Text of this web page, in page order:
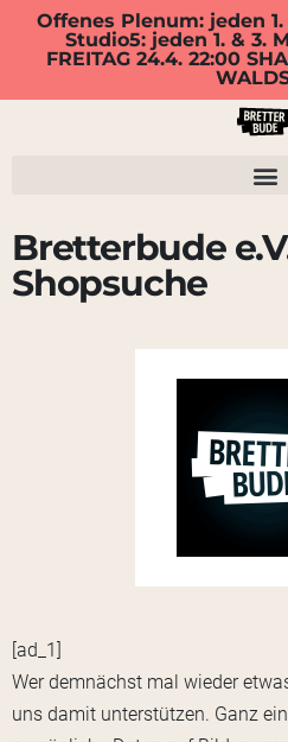
Offenes Plenum: jeden
Studio5: jeden 1. & 3.
FREITAG 24.4. 22:00
Bretterbude
Shopsuche
[ad_1]
Wer demnächst mal wieder
uns damit unterstützen. Ganz